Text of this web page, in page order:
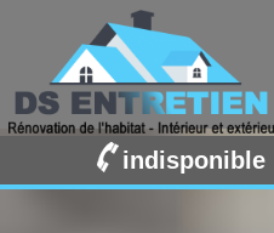
indisponible